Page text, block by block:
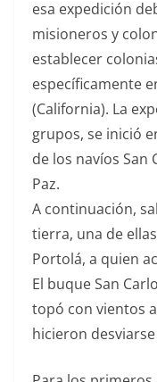
esa expedición
misioneros y
establecer
específicamente
(California). La
grupos, se inició
de los navíos San
Paz.
A continuación,
tierra, una de
Portolá, a quien
El buque San
topó con vientos
hicieron